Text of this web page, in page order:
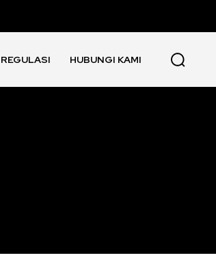
REGULASI HUBUNGI KAMI